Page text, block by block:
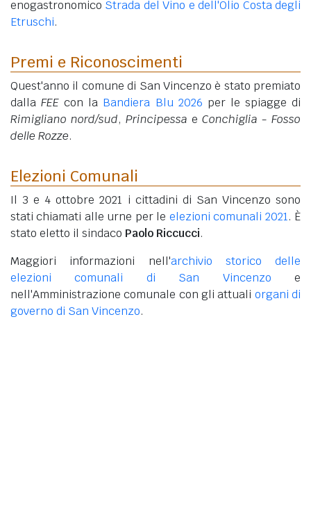
enogastronomico Strada del Vino e dell'Olio Costa degli
Etruschi.
Premi e Riconoscimenti
Quest'anno il comune di San Vincenzo è stato premiato
dallaFEE con la Bandiera Blu 2026 per le spiagge di
Rimigliano nord/sud, Principessa e Conchiglia - Fosso
delle Rozze.
Elezioni Comunali
Il 3 e 4 ottobre 2021 i cittadini di San Vincenzo sono
stati chiamati alle urne per le elezioni comunali 2021. È
stato eletto il sindaco Paolo Riccucci.
Maggiori informazioni nell'archivio storico delle
elezioni comunali di San Vincenzo e
nell'Amministrazione comunale con gli attuali organi di
governo di San Vincenzo.